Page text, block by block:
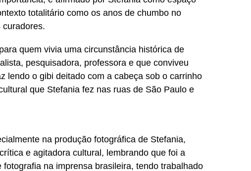
totalitário como os anos de chumbo no
curadores.
quem vivia uma circunstância histórica de
pesquisadora, professora e que conviveu
lendo o gibi deitado com a cabeça sob o carrinho
que Stefania fez nas ruas de São Paulo e
na produção fotográfica de Stefania,
e agitadora cultural, lembrando que foi a
na imprensa brasileira, tendo trabalhado